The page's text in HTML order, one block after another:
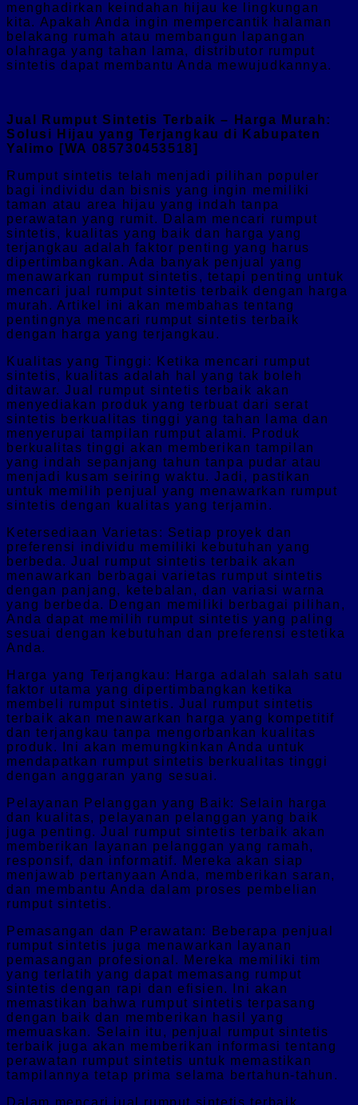
menghadirkan keindahan hijau ke lingkungan
kita. Apakah Anda ingin mempercantik halaman
belakang rumah atau membangun lapangan
olahraga yang tahan lama, distributor rumput
sintetis dapat membantu Anda mewujudkannya.
Jual Rumput Sintetis Terbaik – Harga Murah:
Solusi Hijau yang Terjangkau di Kabupaten
Yalimo [WA 085730453518]
Rumput sintetis telah menjadi pilihan populer
bagi individu dan bisnis yang ingin memiliki
taman atau area hijau yang indah tanpa
perawatan yang rumit. Dalam mencari rumput
sintetis, kualitas yang baik dan harga yang
terjangkau adalah faktor penting yang harus
dipertimbangkan. Ada banyak penjual yang
menawarkan rumput sintetis, tetapi penting untuk
mencari jual rumput sintetis terbaik dengan harga
murah. Artikel ini akan membahas tentang
pentingnya mencari rumput sintetis terbaik
dengan harga yang terjangkau.
Kualitas yang Tinggi: Ketika mencari rumput
sintetis, kualitas adalah hal yang tak boleh
ditawar. Jual rumput sintetis terbaik akan
menyediakan produk yang terbuat dari serat
sintetis berkualitas tinggi yang tahan lama dan
menyerupai tampilan rumput alami. Produk
berkualitas tinggi akan memberikan tampilan
yang indah sepanjang tahun tanpa pudar atau
menjadi kusam seiring waktu. Jadi, pastikan
untuk memilih penjual yang menawarkan rumput
sintetis dengan kualitas yang terjamin.
Ketersediaan Varietas: Setiap proyek dan
preferensi individu memiliki kebutuhan yang
berbeda. Jual rumput sintetis terbaik akan
menawarkan berbagai varietas rumput sintetis
dengan panjang, ketebalan, dan variasi warna
yang berbeda. Dengan memiliki berbagai pilihan,
Anda dapat memilih rumput sintetis yang paling
sesuai dengan kebutuhan dan preferensi estetika
Anda.
Harga yang Terjangkau: Harga adalah salah satu
faktor utama yang dipertimbangkan ketika
membeli rumput sintetis. Jual rumput sintetis
terbaik akan menawarkan harga yang kompetitif
dan terjangkau tanpa mengorbankan kualitas
produk. Ini akan memungkinkan Anda untuk
mendapatkan rumput sintetis berkualitas tinggi
dengan anggaran yang sesuai.
Pelayanan Pelanggan yang Baik: Selain harga
dan kualitas, pelayanan pelanggan yang baik
juga penting. Jual rumput sintetis terbaik akan
memberikan layanan pelanggan yang ramah,
responsif, dan informatif. Mereka akan siap
menjawab pertanyaan Anda, memberikan saran,
dan membantu Anda dalam proses pembelian
rumput sintetis.
Pemasangan dan Perawatan: Beberapa penjual
rumput sintetis juga menawarkan layanan
pemasangan profesional. Mereka memiliki tim
yang terlatih yang dapat memasang rumput
sintetis dengan rapi dan efisien. Ini akan
memastikan bahwa rumput sintetis terpasang
dengan baik dan memberikan hasil yang
memuaskan. Selain itu, penjual rumput sintetis
terbaik juga akan memberikan informasi tentang
perawatan rumput sintetis untuk memastikan
tampilannya tetap prima selama bertahun-tahun.
Dalam mencari jual rumput sintetis terbaik